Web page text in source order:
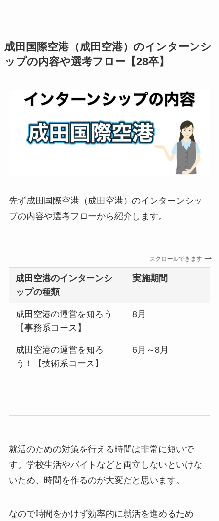
成田国際空港（成田空港）のインターンシ
ップの内容や選考フロー【28卒】
先ず成田国際空港（成田空港）のインターンシッ
プの内容や選考フローから紹介します。
スクロールできます
成田空港のインターンシ
ップの種類
実施期間
成田空港の運営を知ろう
【事務系コース】
8月
成田空港の運営を知ろ
う！【技術系コース】
6月～8月
就活のための対策を行える時間は非常に短いで
す。学校生活やバイトなどと両立しないといけな
いため、時間を作るのが大変だと思います。
なので時間をかけず効率的に就活を進めるため